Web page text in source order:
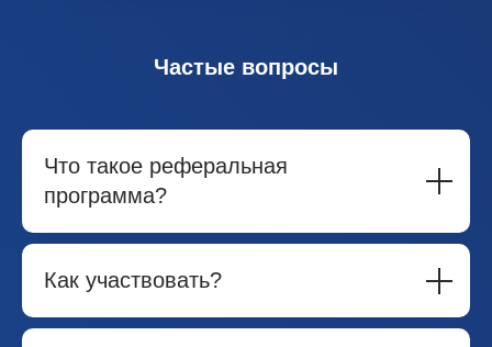
Частые вопросы
Что такое реферальная
программа?
Как участвовать?